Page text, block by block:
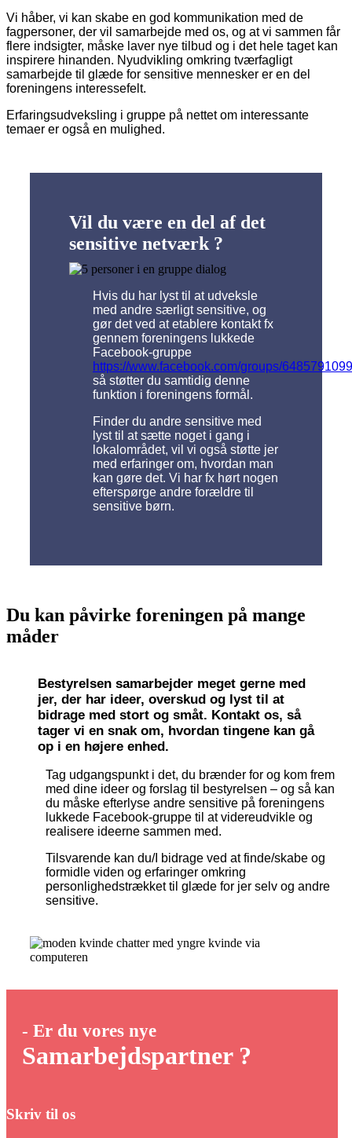
Vi håber, vi kan skabe en god kommunikation med de
fagpersoner, der vil samarbejde med os, og at vi sammen får
flere indsigter, måske laver nye tilbud og i det hele taget kan
inspirere hinanden. Nyudvikling omkring tværfagligt
samarbejde til glæde for sensitive mennesker er en del
foreningens interessefelt.
Erfaringsudveksling i gruppe på nettet om interessante
temaer er også en mulighed.
Vil du være en del af det
sensitive netværk ?
Hvis du har lyst til at udveksle
med andre særligt sensitive, og
gør det ved at etablere kontakt fx
gennem foreningens lukkede
Facebook-gruppe
https://www.facebook.com/groups/
så støtter du samtidig denne
funktion i foreningens formål.
Finder du andre sensitive med
lyst til at sætte noget i gang i
lokalområdet, vil vi også støtte jer
med erfaringer om, hvordan man
kan gøre det. Vi har fx hørt nogen
efterspørge andre forældre til
sensitive børn.
Du kan påvirke foreningen på mange
måder
Bestyrelsen samarbejder meget gerne med
jer, der har ideer, overskud og lyst til at
bidrage med stort og småt. Kontakt os, så
tager vi en snak om, hvordan tingene kan gå
op i en højere enhed.
Tag udgangspunkt i det, du brænder for og kom frem
med dine ideer og forslag til bestyrelsen – og så kan
du måske efterlyse andre sensitive på foreningens
lukkede Facebook-gruppe til at videreudvikle og
realisere ideerne sammen med.
Tilsvarende kan du/I bidrage ved at finde/skabe og
formidle viden og erfaringer omkring
personlighedstrækket til glæde for jer selv og andre
sensitive.
- Er du vores nye
Samarbejdspartner ?
Skriv til os